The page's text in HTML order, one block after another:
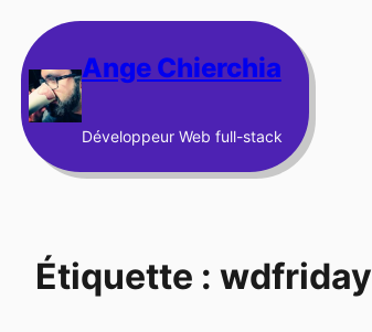
au
contenu Ange Chierchia
Développeur Web full-stack
Étiquette : wdfriday